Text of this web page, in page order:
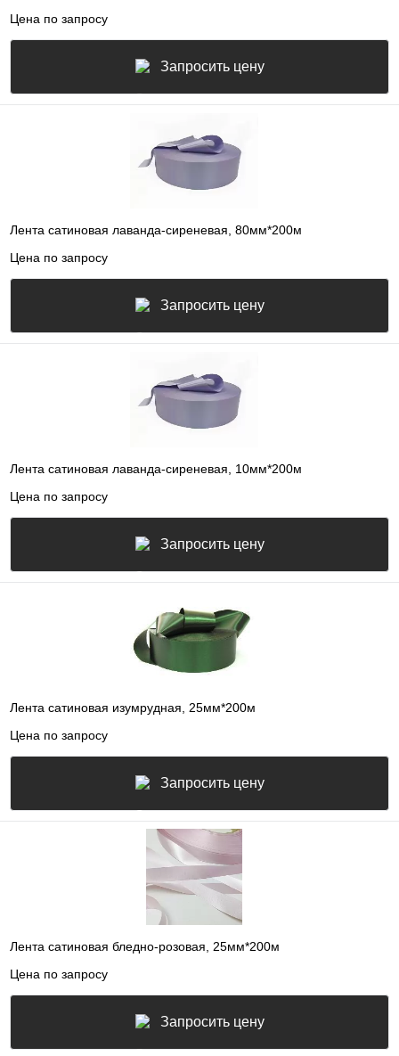
Цена по запросу
Запросить цену
Лента сатиновая лаванда-сиреневая, 80мм*200м
Цена по запросу
Запросить цену
Лента сатиновая лаванда-сиреневая, 10мм*200м
Цена по запросу
Запросить цену
Лента сатиновая изумрудная, 25мм*200м
Цена по запросу
Запросить цену
Лента сатиновая бледно-розовая, 25мм*200м
Цена по запросу
Запросить цену